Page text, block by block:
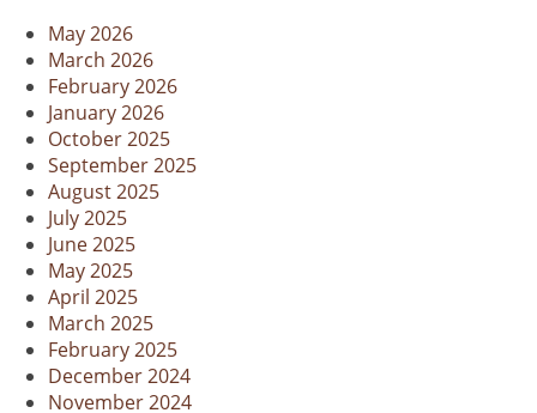
May 2026
March 2026
February 2026
January 2026
October 2025
September 2025
August 2025
July 2025
June 2025
May 2025
April 2025
March 2025
February 2025
December 2024
November 2024